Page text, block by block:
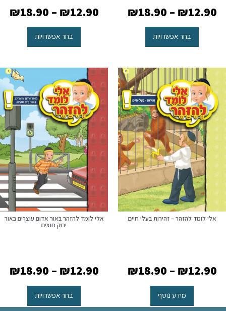
₪12.90
–
₪18.90
בחר אפשרויות
₪12.90
–
₪18.90
בחר אפשרויות
אלי לומד להזהר – זהירות בעלי חיים
₪12.90
–
₪18.90
מידע נוסף
אלי לומד להזהר באור אדום עוצרים באור
ירוק חוצים
₪12.90
–
₪18.90
בחר אפשרויות